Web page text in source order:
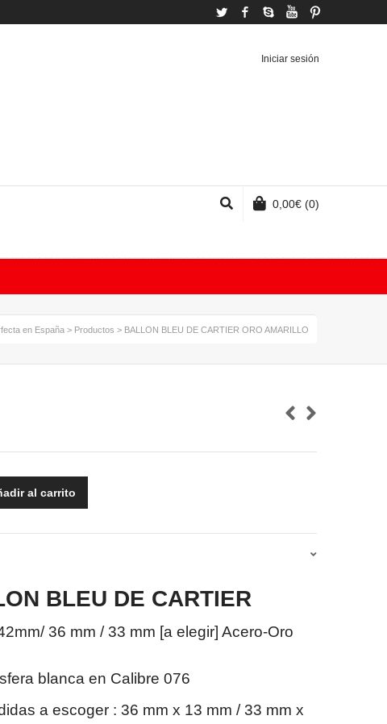
Twitter Facebook
Skype YouTube
Iniciar sesión
0,00€ (0)
en España > Productos > BALLON BLEU DE CARTIER ORO AMARILLO
al carrito
BLEU DE CARTIER
36 mm / 33 mm [a elegir] Acero-Oro
blanca en Calibre 076
a escoger : 36 mm x 13 mm / 33 mm x